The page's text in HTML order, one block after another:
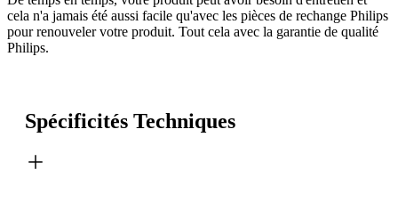
cela n'a jamais été aussi facile qu'avec les pièces de rechange Philips
pour renouveler votre produit. Tout cela avec la garantie de qualité
Philips.
Spécificités Techniques